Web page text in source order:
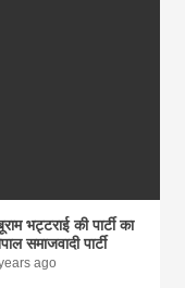
भट्टराई की पार्टी का
समाजवादी पार्टी
ago